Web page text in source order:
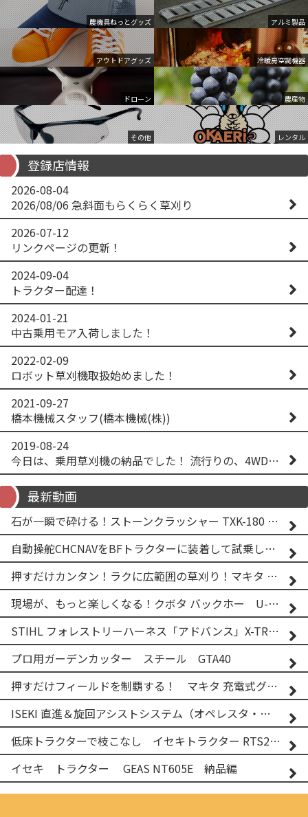
農機具ねっとグッズ アルミ製品
アウトドアグッズ 冷暖房空調機器
ドローン 農産物
その他 レンタル
登録店情報
2026-08-04
2026/08/06 急斜面もらくらく草刈り
2026-07-12
リンクページの更新！
2024-09-04
トラクター配達！
2024-01-21
中古乗用モア入荷しました！
2022-02-09
ロボット草刈機取扱始めました！
2021-09-27
橋本機械スタッフ(橋本機械(株))
2019-08-24
今日は、乗用草刈機の納品でした！ 流行りの、4WD！ #イセキアグリ #オーレック #四駆 #増税間近
最新動画
石が一瞬で砕ける！ストーンクラッシャー TXK-180 実演
自動操舵CHCNAVをBFトラクターに装着して試乗してみた！！ CHCNAV NX610
押すだけカンタン！ラクに広範囲の草刈り！マキタ バッテリー式草刈り機 MUG001G 2
現場が、もっと楽しくなる！クボタ バックホー U-25-3A
STIHL フォレストリーハーネス「アドバンス」X-TREEm
プロ用ガーデンカッター スチール GTA40
押すだけフィールドを制覇する！ マキタ 充電式グランドトリマー MUG001G
ISEKI 直進＆旋回アシストシステム（オペレスタ・ターン）搭載 イセキ 乗用田植機 PRJ8D-ZJL
低床トラクターで枝こなし イセキトラクター RTS205NS & フレールモア FNC1202F
イセキ トラクター GEAS NT605E 納品編